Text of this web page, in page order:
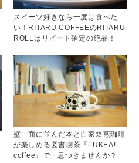
スイーツ好きなら一度は食べた
い！RITARU COFFEEのRITARU
ROLLはリピート確定の絶品！
壁一面に並んだ本と自家焙煎珈琲
が楽しめる図書喫茶『LUKEA!
coffee』で一息つきませんか？